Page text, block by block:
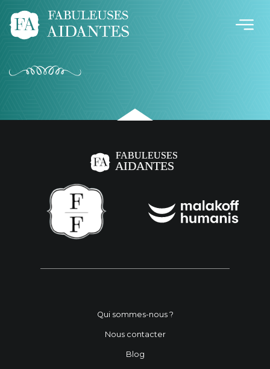
Qui sommes-nous ?
Nous contacter
Blog